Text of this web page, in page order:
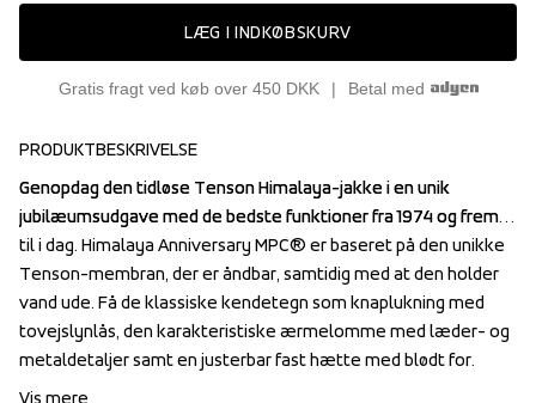
LÆG I INDKØBSKURV
Gratis fragt ved køb over 450 DKK Betal med
PRODUKTBESKRIVELSE
Genopdag den tidløse Tenson Himalaya-jakke i en unik
jubilæumsudgave med de bedste funktioner fra 1974 og frem
til i dag. Himalaya Anniversary MPC® er baseret på den unikke
Tenson-membran, der er åndbar, samtidig med at den holder
vand ude. Få de klassiske kendetegn som knaplukning med
tovejslynlås, den karakteristiske ærmelomme med læder- og
metaldetaljer samt en justerbar fast hætte med blødt for.
Genopdag den tidløse Tenson Himalaya-jakke i en unik
jubilæumsudgave med de bedste funktioner fra 1974 og frem
til i dag. Himalaya Anniversary MPC® er baseret på den unikke
Tenson-membran, der er åndbar, samtidig med at den holder
vand ude. Få de klassiske kendetegn som knaplukning med
tovejslynlås, den karakteristiske ærmelomme med læder- og
metaldetaljer samt en justerbar fast hætte med blødt for.
Vis mere